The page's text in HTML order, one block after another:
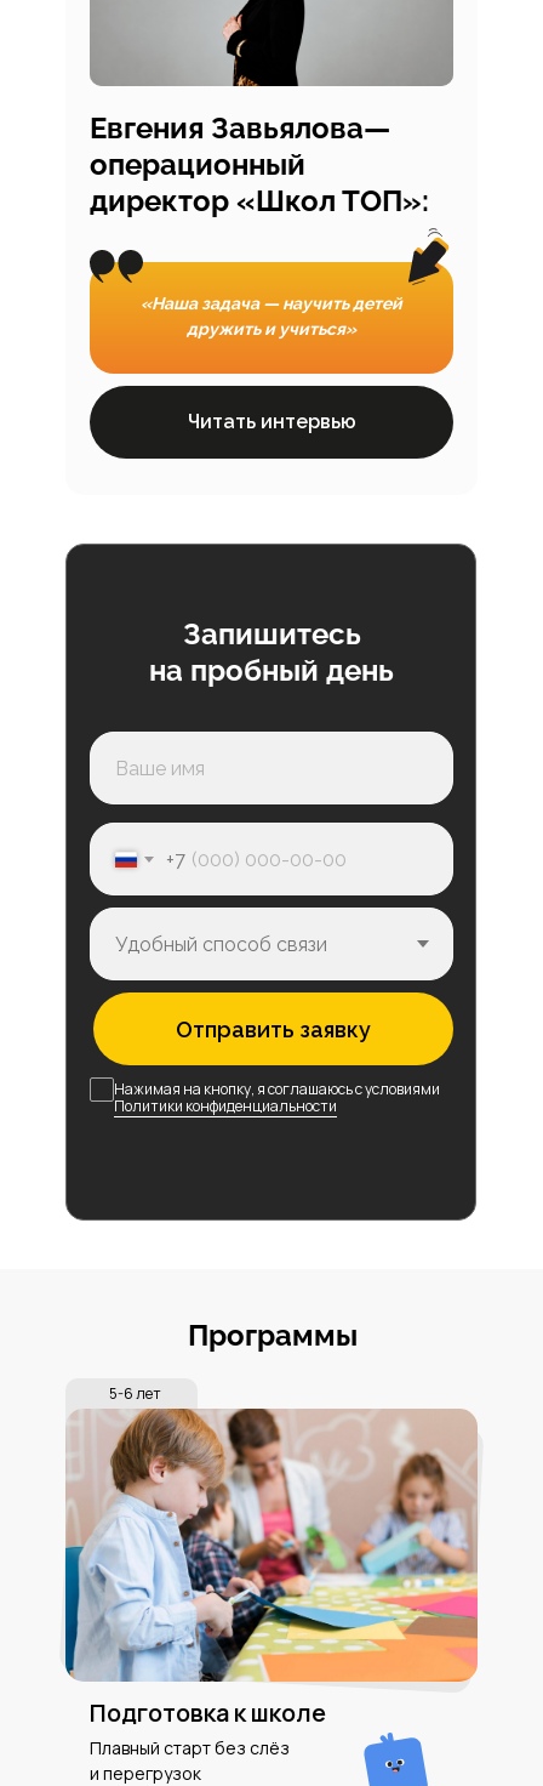
Евгения Завьялова—
операционный
директор «Школ ТОП»:
«Наша задача — научить детей
дружить и учиться»
Читать интервью
Запишитесь
на пробный день
+7
Отправить заявку
Нажимая на кнопку, я соглашаюсь с условиями
Политики конфиденциальности
Программы
5-6 лет
Подготовка к школе
Плавный старт без слёз
и перегрузок